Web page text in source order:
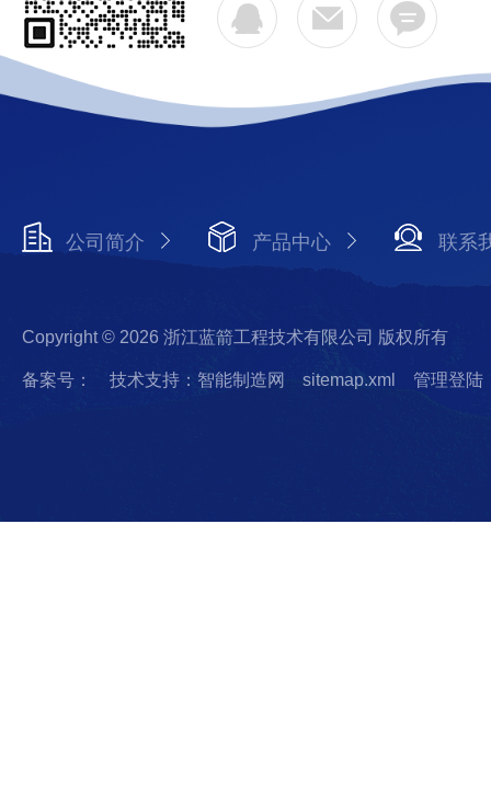
公司简介 产品中心 联系
Copyright © 2026 浙江蓝箭工程技术有限公司 版权所有
备案号： 技术支持：智能制造网 sitemap.xml 管理登陆